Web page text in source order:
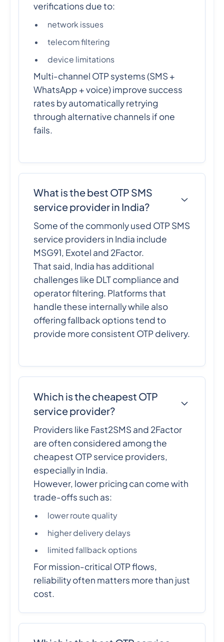
verifications due to:
network issues
telecom filtering
device limitations
Multi-channel OTP systems (SMS +
WhatsApp + voice) improve success
rates by automatically retrying
through alternative channels if one
fails.
What is the best OTP SMS
service provider in India?
Some of the commonly used OTP SMS
service providers in India include
MSG91, Exotel and 2Factor.
That said, India has additional
challenges like DLT compliance and
operator filtering. Platforms that
handle these internally while also
offering fallback options tend to
provide more consistent OTP delivery.
Which is the cheapest OTP
service provider?
Providers like Fast2SMS and 2Factor
are often considered among the
cheapest OTP service providers,
especially in India.
However, lower pricing can come with
trade-offs such as:
lower route quality
higher delivery delays
limited fallback options
For mission-critical OTP flows,
reliability often matters more than just
cost.